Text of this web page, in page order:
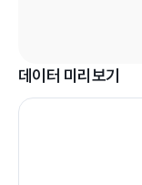
데이터 미리보기